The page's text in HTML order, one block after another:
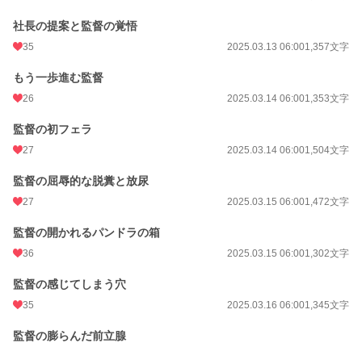
社長の提案と監督の覚悟
35 2025.03.13 06:001,357文字
もう一歩進む監督
26 2025.03.14 06:001,353文字
監督の初フェラ
27 2025.03.14 06:001,504文字
監督の屈辱的な脱糞と放尿
27 2025.03.15 06:001,472文字
監督の開かれるパンドラの箱
36 2025.03.15 06:001,302文字
監督の感じてしまう穴
35 2025.03.16 06:001,345文字
監督の膨らんだ前立腺